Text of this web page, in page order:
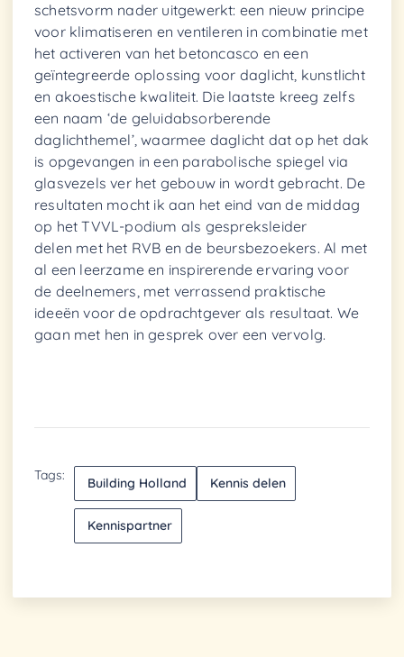
schetsvorm nader uitgewerkt: een nieuw principe
voor klimatiseren en ventileren in combinatie met
het activeren van het betoncasco en een
geïntegreerde oplossing voor daglicht, kunstlicht
en akoestische kwaliteit. Die laatste kreeg zelfs
een naam ‘de geluidabsorberende
daglichthemel’, waarmee daglicht dat op het dak
is opgevangen in een parabolische spiegel via
glasvezels ver het gebouw in wordt gebracht. De
resultaten mocht ik aan het eind van de middag
op het TVVL-podium als gespreksleider
delen met het RVB en de beursbezoekers. Al met
al een leerzame en inspirerende ervaring voor
de deelnemers, met verrassend praktische
ideeën voor de opdrachtgever als resultaat. We
gaan met hen in gesprek over een vervolg.
Tags: Building Holland Kennis delen
Kennispartner